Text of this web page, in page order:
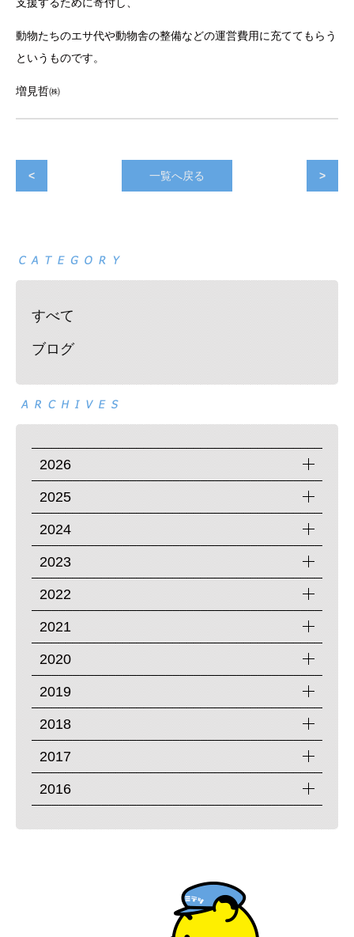
動物たちのエサ代や動物舎の整備などの運営費用に充ててもらう
というものです。
増見哲㈱
< 一覧へ戻る >
すべて
ブログ
2026
2025
2024
2023
2022
2021
2020
2019
2018
2017
2016